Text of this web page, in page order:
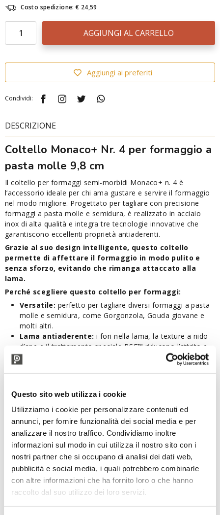
Questo sito web utilizza i cookie
Utilizziamo i cookie per personalizzare contenuti ed
annunci, per fornire funzionalità dei social media e per
analizzare il nostro traffico. Condividiamo inoltre
informazioni sul modo in cui utilizza il nostro sito con i
nostri partner che si occupano di analisi dei dati web,
pubblicità e social media, i quali potrebbero combinarle
con altre informazioni che ha fornito loro o che hanno
raccolto dal suo utilizzo dei loro servizi.
Costo spedizione: € 24,59
AGGIUNGI AL CARRELLO
Aggiungi ai preferiti
Condividi:
DESCRIZIONE
Coltello Monaco+ Nr. 4 per formaggio a
pasta molle 9,8 cm
Il coltello per formaggi semi-morbidi Monaco+ n. 4 è
l’accessorio ideale per chi ama gustare e servire il formaggio
nel modo migliore. Progettato per tagliare con precisione
formaggi a pasta molle e semidura, è realizzato in acciaio
inox di alta qualità e integra tre tecnologie innovative che
garantiscono eccellenti proprietà antiaderenti.
Grazie al suo design intelligente, questo coltello
permette di affettare il formaggio in modo pulito e
senza sforzo, evitando che rimanga attaccato alla
lama.
Perché scegliere questo coltello per formaggi:
Versatile: perfetto per tagliare diversi formaggi a pasta
molle e semidura, come Gorgonzola, Gouda giovane e
molti altri.
Lama antiaderente: i fori nella lama, la texture a nido
d’ape e il trattamento speciale BSF™ riducono l’attrito e
impediscono al formaggio di aderire alla superficie.
Pratico e igienico:
la punta biforcuta consente di
Facile manutenzione:l’acciaio inossidabile di alta
qualità è resistente, semplice da pulire e lavabile in
lavastoviglie.
Che tu stia preparando un tagliere per una degustazione o
servendo formaggi durante una cena con amici, il BOSKA
Monaco+ rende il taglio e il servizio del formaggio semplici e
precisi. Inoltre, grazie alla garanzia a vita, è uno strumento
affidabile pensato per durare nel tempo.